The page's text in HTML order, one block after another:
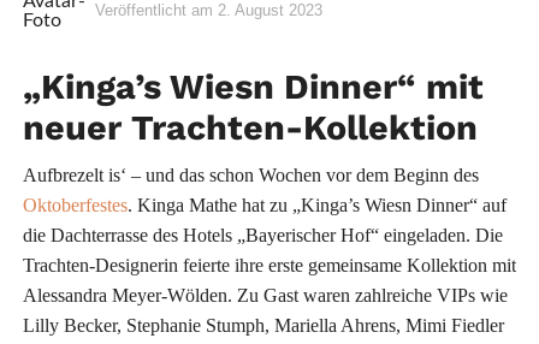
Veröffentlicht am 2. August 2023
„Kinga’s Wiesn Dinner“ mit
neuer Trachten-Kollektion
Aufbrezelt is‘ – und das schon Wochen vor dem Beginn des
Oktoberfestes. Kinga Mathe hat zu „Kinga’s Wiesn Dinner“ auf
die Dachterrasse des Hotels „Bayerischer Hof“ eingeladen. Die
Trachten-Designerin feierte ihre erste gemeinsame Kollektion mit
Alessandra Meyer-Wölden. Zu Gast waren zahlreiche VIPs wie
Lilly Becker, Stephanie Stumph, Mariella Ahrens, Mimi Fiedler